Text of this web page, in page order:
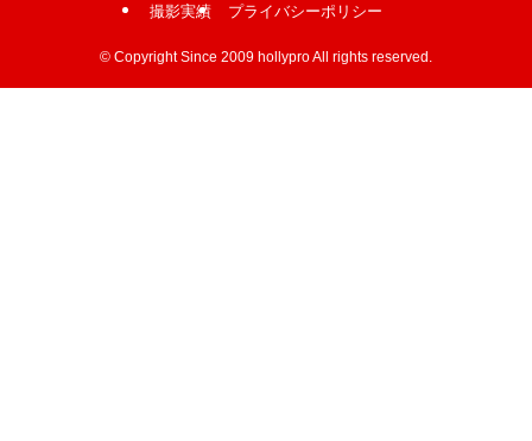
撮影実績
プライバシーポリシー
© Copyright Since 2009 hollypro All rights reserved.